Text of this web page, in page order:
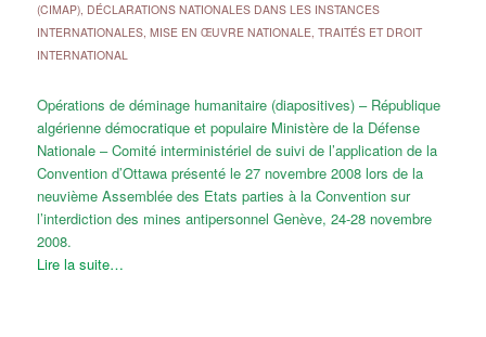
(CIMAP), DÉCLARATIONS NATIONALES DANS LES INSTANCES
INTERNATIONALES, MISE EN ŒUVRE NATIONALE, TRAITÉS ET DROIT
INTERNATIONAL
Opérations de déminage humanitaire (diapositives) – République
algérienne démocratique et populaire Ministère de la Défense
Nationale – Comité interministériel de suivi de l’application de la
Convention d’Ottawa présenté le 27 novembre 2008 lors de la
neuvième Assemblée des Etats parties à la Convention sur
l’interdiction des mines antipersonnel Genève, 24-28 novembre
2008.
Lire la suite…